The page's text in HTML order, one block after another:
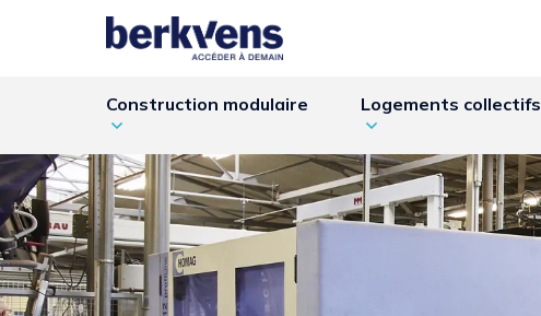
Construction modulaire Logements collectifs